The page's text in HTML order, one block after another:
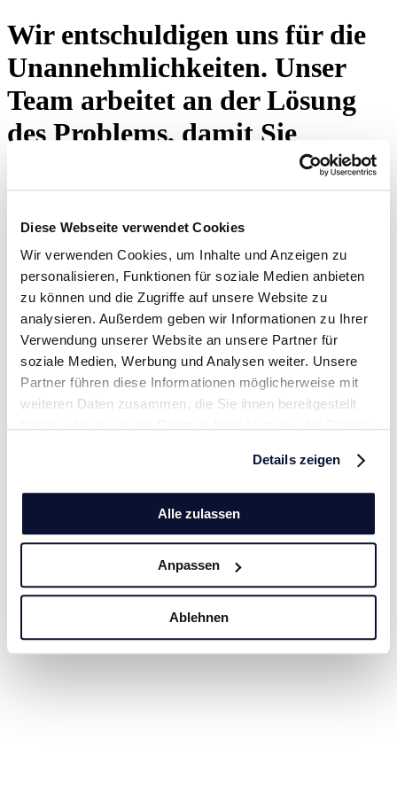
Diese Webseite verwendet Cookies
Wir verwenden Cookies, um Inhalte und Anzeigen zu
personalisieren, Funktionen für soziale Medien anbieten
zu können und die Zugriffe auf unsere Website zu
analysieren. Außerdem geben wir Informationen zu Ihrer
Verwendung unserer Website an unsere Partner für
soziale Medien, Werbung und Analysen weiter. Unsere
Partner führen diese Informationen möglicherweise mit
weiteren Daten zusammen, die Sie ihnen bereitgestellt
Details zeigen
Alle zulassen
Anpassen
Ablehnen
Wir entschuldigen uns für die
Unannehmlichkeiten. Unser
Team arbeitet an der Lösung
des Problems, damit Sie
Exzellenz von Eton Shirts
erleben. Bitte drücken Sie den
untenstehenden Knopf oder
besuchen Sie unsere Startseite.
Erneut versuchen